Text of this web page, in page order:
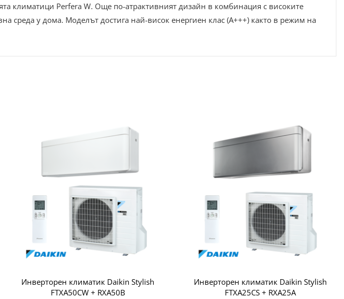
климатици Perfera W. Още по-атрактивният дизайн в комбинация с високите
среда у дома. Моделът достига най-висок енергиен клас (A+++) както в режим на
Инверторен климатик Daikin Stylish
FTXA50CW + RXA50B
Инверторен климатик Daikin Stylish
FTXA25CS + RXA25A